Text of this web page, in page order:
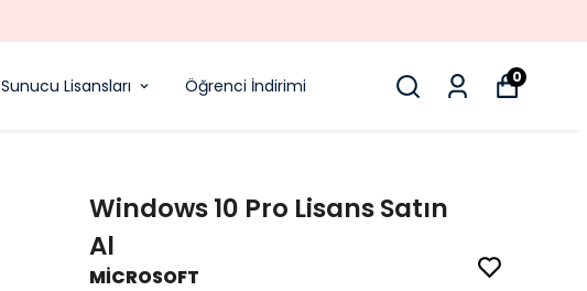
Sunucu Lisansları Öğrenci İndirimi 0
Windows 10 Pro Lisans Satın
Al
MİCROSOFT